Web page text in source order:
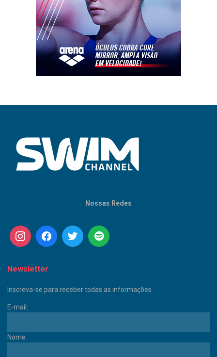
Nossas Redes
Newsletter
Inscreva-se para receber todas as informações
E-mail:
Nome: